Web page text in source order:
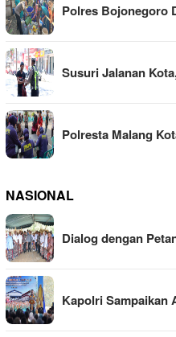
Polres Bojonegoro
Susuri Jalanan
Polresta Malang
NASIONAL
Dialog dengan
Kapolri Sampaikan